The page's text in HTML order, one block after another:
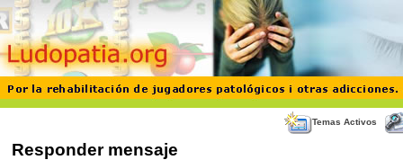
Temas Activos
Responder mensaje